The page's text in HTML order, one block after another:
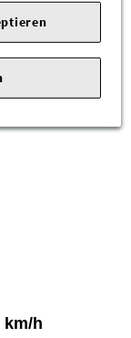
montiert
worden.
km/h